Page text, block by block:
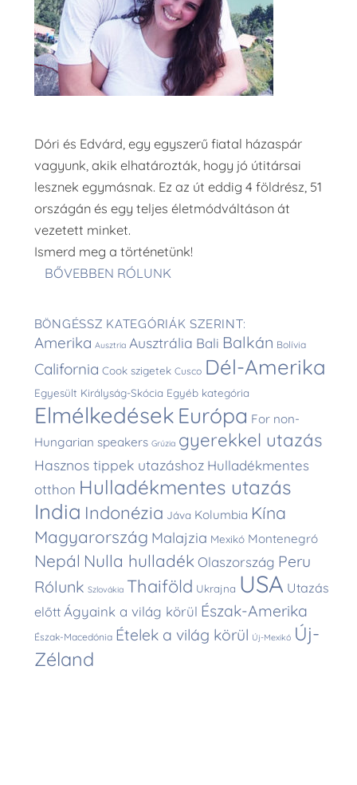
Dóri és Edvárd, egy egyszerű fiatal házaspár
vagyunk, akik elhatározták, hogy jó útitársai
lesznek egymásnak. Ez az út eddig 4 földrész, 51
országán és egy teljes életmódváltáson át
vezetett minket.
Ismerd meg a történetünk!
BŐVEBBEN RÓLUNK
BÖNGÉSSZ KATEGÓRIÁK SZERINT:
Amerika Ausztria Ausztrália Bali Balkán Bolívia
California Cook szigetek Cusco Dél-Amerika
Egyesült Királyság-Skócia Egyéb kategória
Elmélkedések Európa For non-
Hungarian speakers Grúzia gyerekkel utazás
Hasznos tippek utazáshoz Hulladékmentes
otthon Hulladékmentes utazás
India Indonézia Jáva Kolumbia Kína
Magyarország Malajzia Mexikó Montenegró
Nepál Nulla hulladék Olaszország Peru
Rólunk Szlovákia Thaiföld Ukrajna USA Utazás
előtt Ágyaink a világ körül Észak-Amerika
Észak-Macedónia Ételek a világ körül Új-Mexikó Új-
Zéland